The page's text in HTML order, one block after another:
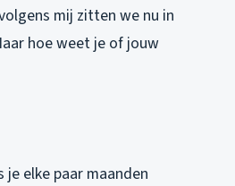
mij zitten we nu in
hoe weet je of jouw
elke paar maanden